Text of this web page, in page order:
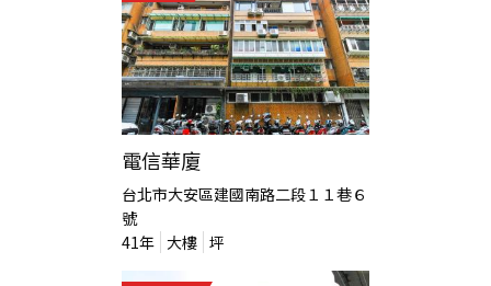
電信華廈
台北市大安區建國南路二段１１巷６
號
41年 大樓 坪